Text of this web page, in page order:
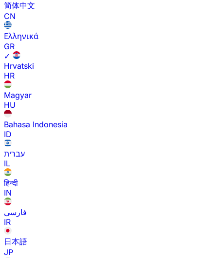
简体中文
CN
Ελληνικά
GR
✓
Hrvatski
HR
Magyar
HU
Bahasa Indonesia
ID
עברית
IL
हिन्दी
IN
فارسی
IR
日本語
JP